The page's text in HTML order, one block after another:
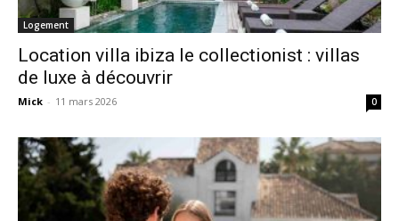
Logement
Location villa ibiza le collectionist : villas
de luxe à découvrir
Mick - 11 mars 2026 0